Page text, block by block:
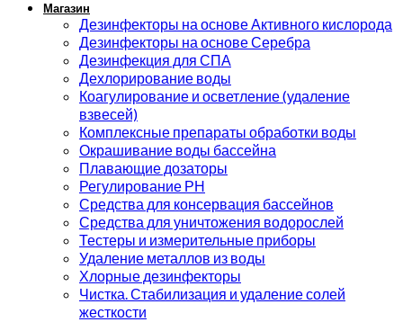
Магазин
Дезинфекторы на основе Активного кислорода
Дезинфекторы на основе Серебра
Дезинфекция для СПА
Дехлорирование воды
Коагулирование и осветление (удаление
взвесей)
Комплексные препараты обработки воды
Окрашивание воды бассейна
Плавающие дозаторы
Регулирование РН
Средства для консервация бассейнов
Средства для уничтожения водорослей
Тестеры и измерительные приборы
Удаление металлов из воды
Хлорные дезинфекторы
Чистка. Стабилизация и удаление солей
жесткости